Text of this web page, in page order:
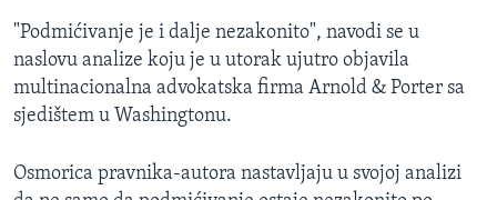
"Podmićivanje je i dalje nezakonito", navodi se u
naslovu analize koju je u utorak ujutro objavila
multinacionalna advokatska firma Arnold & Porter sa
sjedištem u Washingtonu.
Osmorica pravnika-autora nastavljaju u svojoj analizi